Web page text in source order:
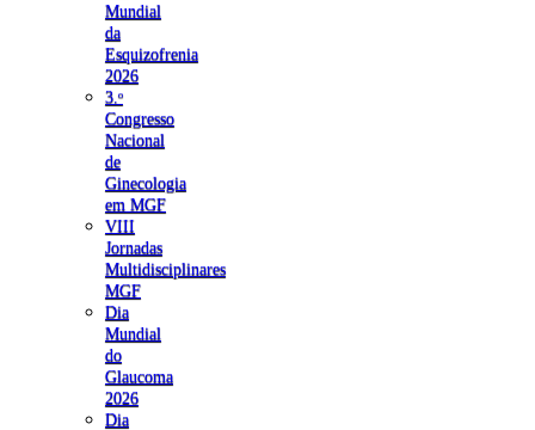
Mundial
da
Esquizofrenia
2026
3.ᵒ
Congresso
Nacional
de
Ginecologia
em MGF
VIII
Jornadas
Multidisciplinares
MGF
Dia
Mundial
do
Glaucoma
2026
Dia